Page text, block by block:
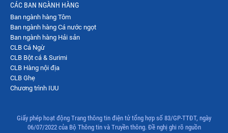
CÁC BAN NGÀNH HÀNG
Ban ngành hàng Tôm
Ban ngành hàng Cá nước ngọt
Ban ngành hàng Hải sản
CLB Cá Ngừ
CLB Bột cá & Surimi
CLB Hàng nội địa
CLB Ghẹ
Chương trình IUU
Giấy phép hoạt động Trang thông tin điện tử tổng hợp số 83/GP-TTĐT, ngày
06/07/2022 của Bộ Thông tin và Truyền thông. Đề nghị ghi rõ nguồn